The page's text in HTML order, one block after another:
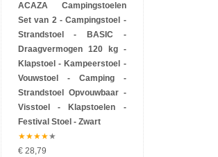
ACAZA Campingstoelen
Set van 2 - Campingstoel -
Strandstoel - BASIC -
Draagvermogen 120 kg -
Klapstoel - Kampeerstoel -
Vouwstoel - Camping -
Strandstoel Opvouwbaar -
Visstoel - Klapstoelen -
Festival Stoel - Zwart
★★★★★
€ 28,79